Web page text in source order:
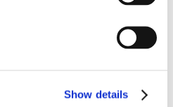
Show details
differenti atti
Claudia Barbara Bondanini